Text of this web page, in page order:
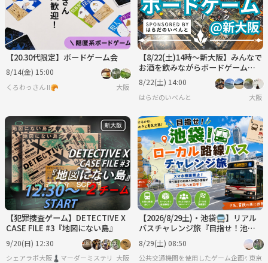
【20.30代限定】ボードゲーム会
8/14(金) 15:00
くろわっさん Ⅱ🥐 大阪
【8/22(土)14時～新大阪】みんなで
お酒を飲みながらボードゲーム会
✨
8/22(土) 14:00
はらだのいべんと 大阪
【犯罪捜査ゲーム】DETECTIVE X
CASE FILE #3『地図にない島』
9/20(日) 12:30
シェアラボ大阪♟️マーダーミステリー/ボードゲーム/友達作り
大阪
【2026/8/29土)・池袋🚍】リアル
バスチャレンジ旅『目指せ！池
袋！ローカル路線バスチャレンジ
旅』
8/29(土) 08:50
公共交通機関を使用したゲーム企画をした
東京